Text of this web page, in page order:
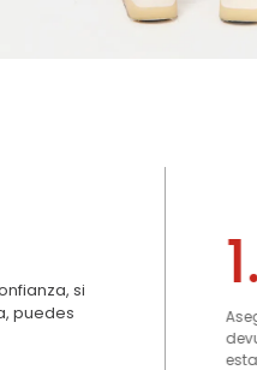
si
puedes
1.